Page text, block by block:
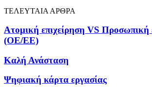
ΤΕΛΕΥΤΑΙΑ ΑΡΘΡΑ
Ατομική επιχείρηση VS Προσωπική
(OE/EE)
Καλή Ανάσταση
Ψηφιακή κάρτα εργασίας